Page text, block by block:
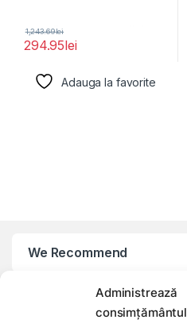
Administrează
consimțământul
294.95lei
1,243.69lei
Adauga la favorite
We Recommend
My Account